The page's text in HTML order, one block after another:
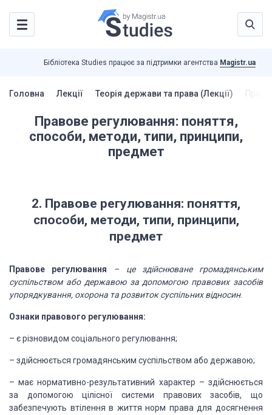
Бібліотека Studies працює за підтримки агентства Magistr.ua
Головна Лекції Теорія держави та права (Лекції)
Правове регулювання: поняття,
способи, методи, типи, принципи,
предмет
2. Правове регулювання: поняття,
способи, методи, типи, принципи,
предмет
Правове регулювання –це здійснюване громадянським
суспільством або державою за допомогою правових засобів
упорядкування, охорона та розвиток суспільних відносин.
Ознаки правового регулювання:
– єрізновидом соціального регулювання;
– здійснюється громадянським суспільством або державою;
–має нормативно-результативний характер – здійснюється
за допомогою цілісної системи правових засобів, що
забезпечують втілення в життя норм права для досягнення